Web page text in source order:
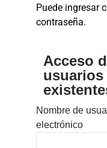
Puede ingresar
contraseña.
Acceso
usuarios
Nombre de
electrónico